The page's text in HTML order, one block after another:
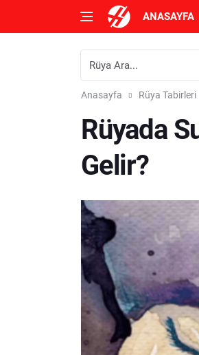
ANASAYFA
Anasayfa Rüya Tabirleri
Rüyada
Gelir?